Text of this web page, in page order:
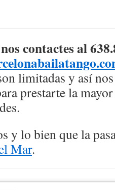
contactes al
limitadas y así
prestarte la
y lo bien que la
Mar.